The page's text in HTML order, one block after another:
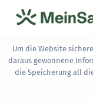
Um die Website
daraus gewonnene
die Speicherung all